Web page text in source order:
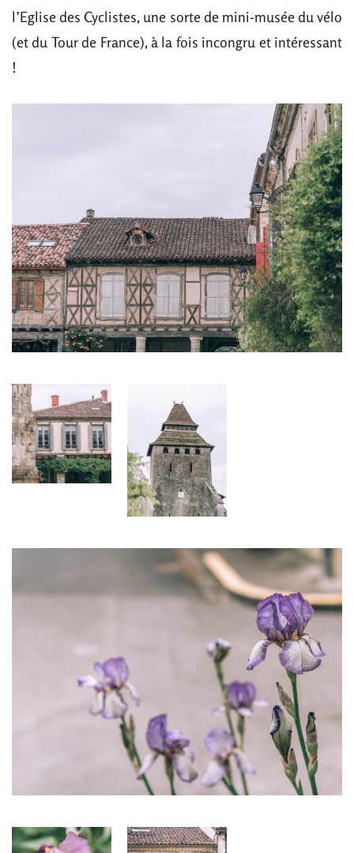
l’Eglise des Cyclistes, une sorte de mini-musée du vélo
(et du Tour de France), à la fois incongru et intéressant
!